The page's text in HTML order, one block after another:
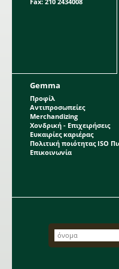
Gemma
Προφίλ
Αντιπροσωπείες
Merchandizing
Χονδρική - Επιχειρήσεις
Ευκαιρίες καριέρας
Πολιτική ποιότητας ISO
Επικοινωνία